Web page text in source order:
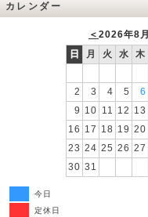
カレンダー
＜ 2026年8月
日
月 火 水 木
2
3 4 5 6
9 10 11 12 13
16 17 18 19 20
23 24 25 26 27
30 31
今日
定休日